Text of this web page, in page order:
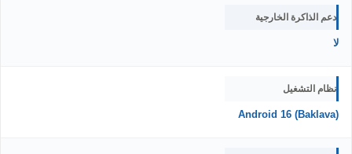
دعم الذاكرة الخارجية
لا
نظام التشغيل
Android 16 (Baklava)